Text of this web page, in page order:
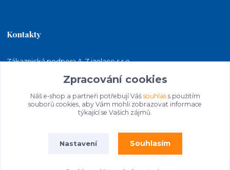
Kontakty
Zákaznická podpora A-Z izolace s.r.o.
jakubkaleta@azizolace.cz
Zpracování cookies
Náš e-shop a partneři potřebují Váš souhlass použitím
souborů cookies, aby Vám mohli zobrazovat informace
týkající se Vašich zájmů.
Nastavení Souhlasím